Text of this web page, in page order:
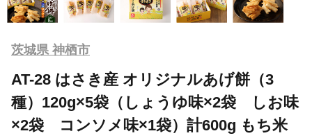
茨城県 神栖市
AT-28 はさき産 オリジナルあげ餅（3
種）120g×5袋（しょうゆ味×2袋 しお味
×2袋 コンソメ味×1袋）計600g もち米